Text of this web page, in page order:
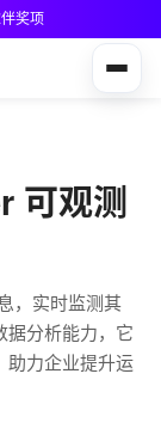
奖项
可观测
，实时监测其
据分析能力，它
助力企业提升运